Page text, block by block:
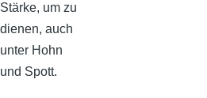
Stärke, um zu
dienen, auch
unter Hohn
und Spott.